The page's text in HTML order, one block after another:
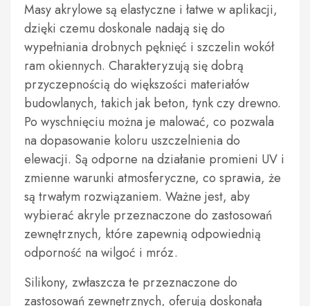
Masy akrylowe są elastyczne i łatwe w aplikacji,
dzięki czemu doskonale nadają się do
wypełniania drobnych pęknięć i szczelin wokół
ram okiennych. Charakteryzują się dobrą
przyczepnością do większości materiałów
budowlanych, takich jak beton, tynk czy drewno.
Po wyschnięciu można je malować, co pozwala
na dopasowanie koloru uszczelnienia do
elewacji. Są odporne na działanie promieni UV i
zmienne warunki atmosferyczne, co sprawia, że
są trwałym rozwiązaniem. Ważne jest, aby
wybierać akryle przeznaczone do zastosowań
zewnętrznych, które zapewnią odpowiednią
odporność na wilgoć i mróz.
Silikony, zwłaszcza te przeznaczone do
zastosowań zewnętrznych, oferują doskonałą